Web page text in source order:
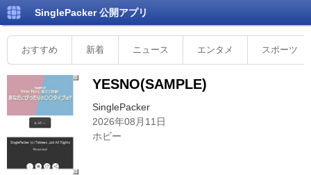
SinglePacker公開アプリ
おすすめ 新着 ニュース エンタメ スポーツ
YESNO(SAMPLE)
SinglePacker
2026年08月11日
ホビー